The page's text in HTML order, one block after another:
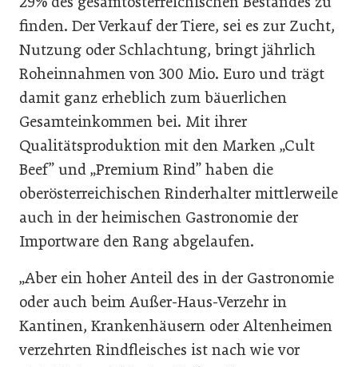
finden. Der Verkauf der Tiere, sei es zur Zucht,
Nutzung oder Schlachtung, bringt jährlich
Roheinnahmen von 300 Mio. Euro und trägt
damit ganz erheblich zum bäuerlichen
Gesamteinkommen bei. Mit ihrer
Qualitätsproduktion mit den Marken „Cult
Beef” und „Premium Rind” haben die
oberösterreichischen Rinderhalter mittlerweile
auch in der heimischen Gastronomie der
Importware den Rang abgelaufen.
„Aber ein hoher Anteil des in der Gastronomie
oder auch beim Außer-Haus-Verzehr in
Kantinen, Krankenhäusern oder Altenheimen
verzehrten Rindfleisches ist nach wie vor